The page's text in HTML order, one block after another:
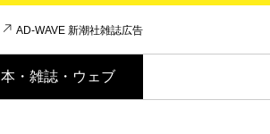
AD-WAVE 新潮社雑誌広告
本・雑誌・ウェブ